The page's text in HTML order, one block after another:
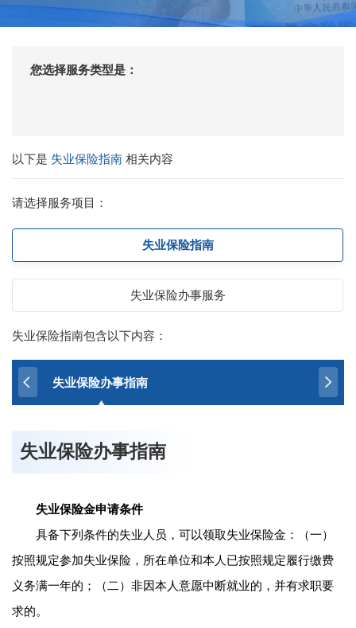
您选择服务类型是：
以下是 失业保险指南相关内容
请选择服务项目：
失业保险指南
失业保险办事服务
失业保险指南包含以下内容：
失业保险办事指南
失业保险办事指南
失业保险金申请条件
具备下列条件的失业人员，可以领取失业保险金：（一）
按照规定参加失业保险，所在单位和本人已按照规定履行缴费
义务满一年的；（二）非因本人意愿中断就业的，并有求职要
求的。